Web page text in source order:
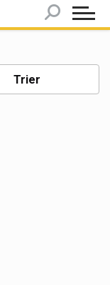
Trier